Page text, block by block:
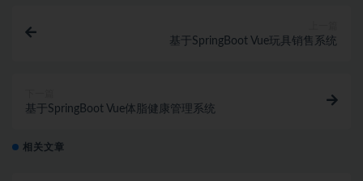
基于SpringBoot Vue玩具销售系统
基于SpringBoot Vue体脂健康管理系统
相关文章